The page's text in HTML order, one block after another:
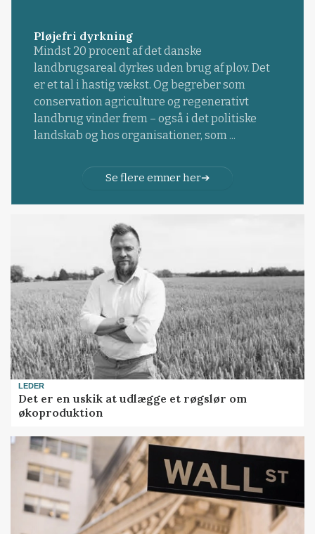
Pløjefri dyrkning
Mindst 20 procent af det danske
landbrugsareal dyrkes uden brug af plov. Det
er et tal i hastig vækst. Og begreber som
conservation agriculture og regenerativt
landbrug vinder frem – også i det politiske
landskab og hos organisationer, som ...
Se flere emner her
LEDER
Det er en uskik at udlægge et røgslør om
økoproduktion